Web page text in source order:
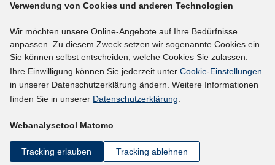
Barrieren melden
Social-Media-Kanäle
BlueSky
YouTube
LinkedIn
kununu
Netiquette
Verwendung von Cookies und anderen Technologien
Wir möchten unsere Online-Angebote auf Ihre Bedürfnisse
anpassen. Zu diesem Zweck setzen wir sogenannte Cookies ein.
Sie können selbst entscheiden, welche Cookies Sie zulassen.
Ihre Einwilligung können Sie jederzeit unter Cookie-Einstellungen
in unserer Datenschutzerklärung ändern. Weitere Informationen
finden Sie in unserer Datenschutzerklärung.
Webanalysetool Matomo
Tracking erlauben Tracking ablehnen